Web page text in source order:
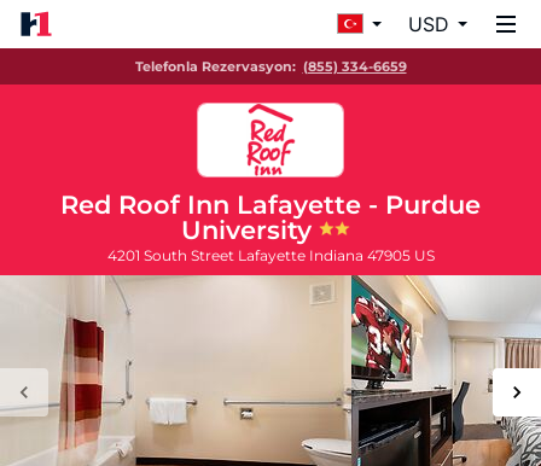
USD
Telefonla Rezervasyon: (855) 334-6659
Red Roof Inn Lafayette - Purdue
University
4201 South Street Lafayette Indiana 47905 US